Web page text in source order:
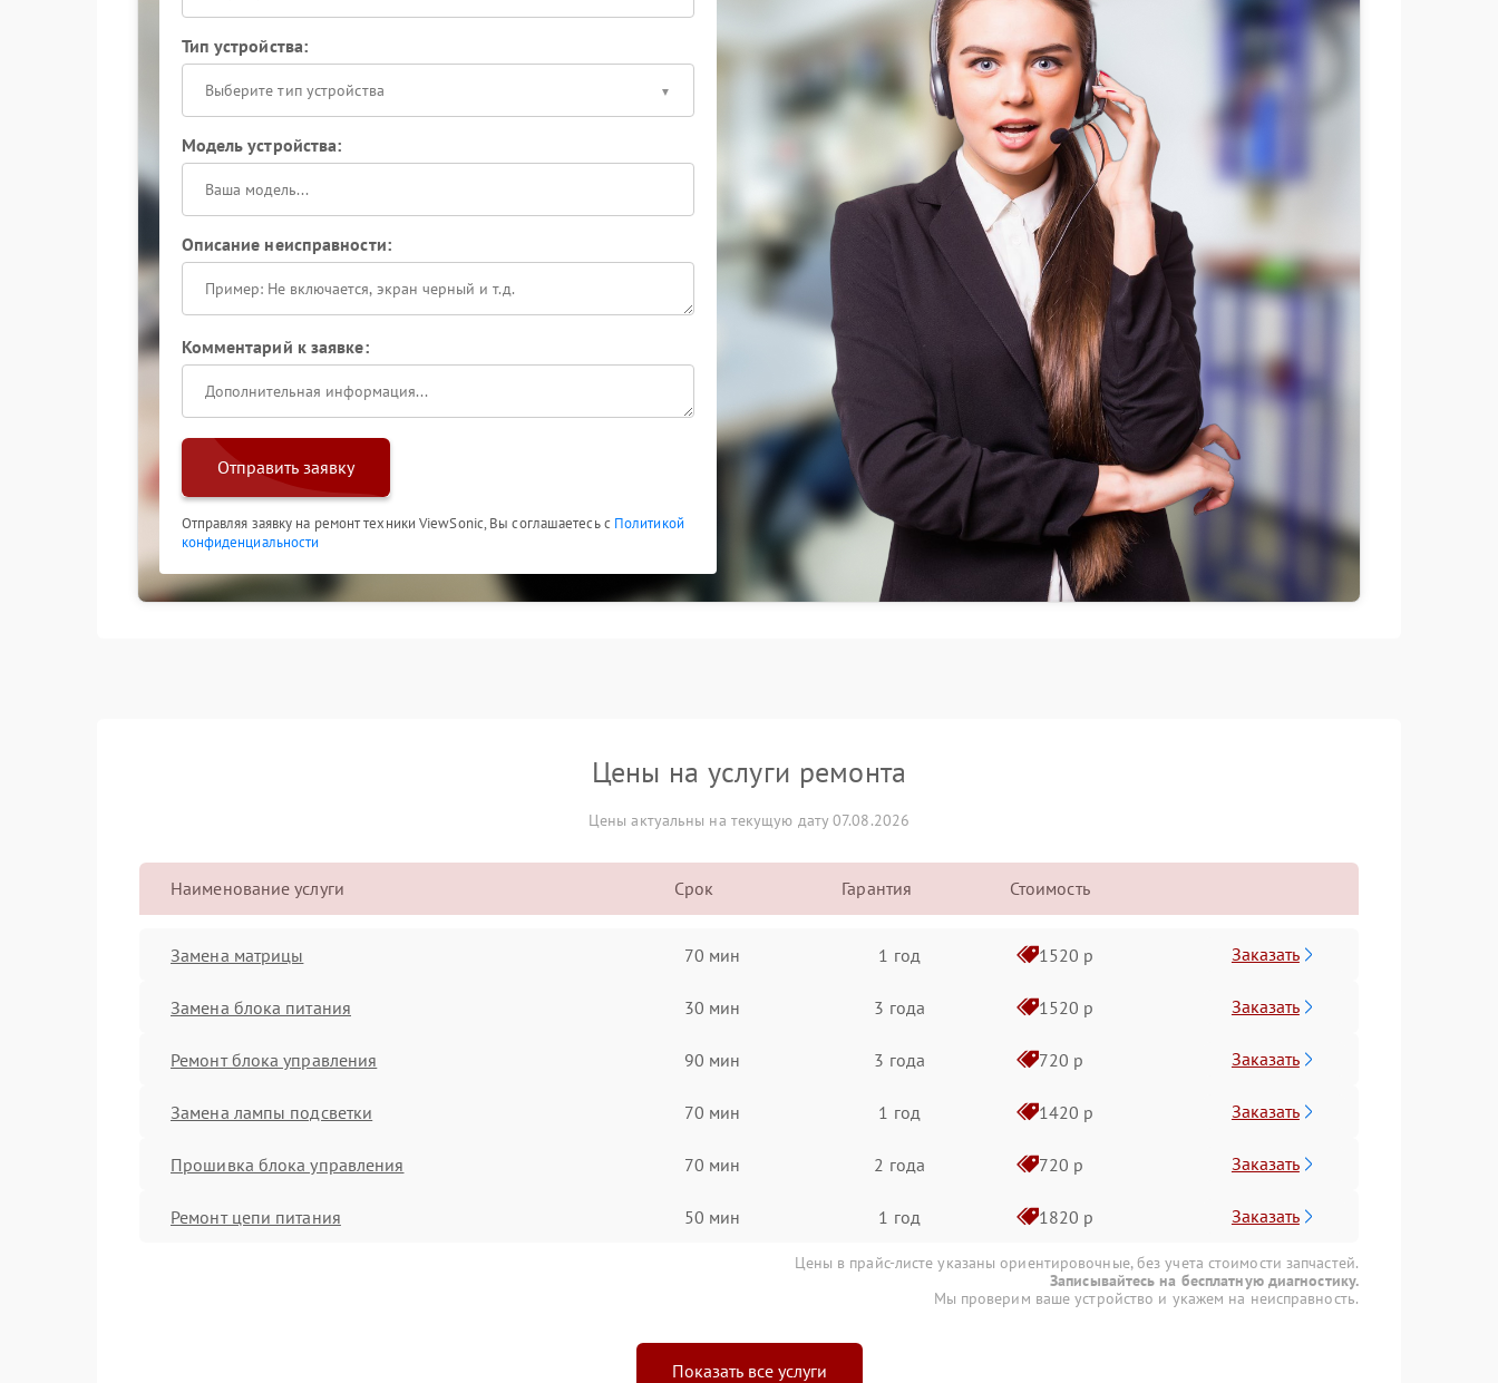
Тип устройства:
Выберите тип устройства
Модель устройства:
Описание неисправности:
Комментарий к заявке:
Отправить заявку
Отправляя заявку на ремонт техники ViewSonic, Вы соглашаетесь с Политикой
конфиденциальности
Цены на услуги ремонта
Цены актуальны на текущую дату 07.08.2026
Наименование услуги Срок Гарантия Стоимость
Замена матрицы 70 мин 1 год 1520 р Заказать
Замена блока питания 30 мин 3 года 1520 р Заказать
Ремонт блока управления 90 мин 3 года 720 р Заказать
Замена лампы подсветки 70 мин 1 год 1420 р Заказать
Прошивка блока управления 70 мин 2 года 720 р Заказать
Ремонт цепи питания 50 мин 1 год 1820 р Заказать
Цены в прайс-листе указаны ориентировочные, без учета стоимости запчастей.
Записывайтесь на бесплатную диагностику.
Мы проверим ваше устройство и укажем на неисправность.
Показать все услуги